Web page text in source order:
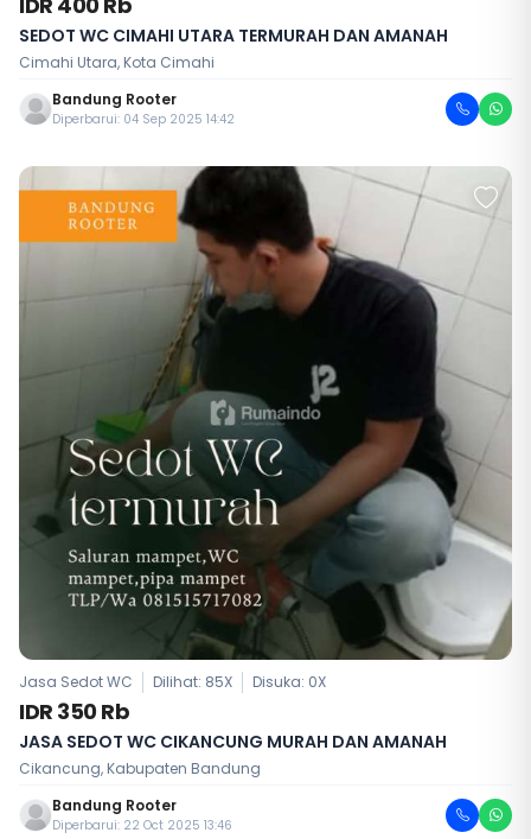
SEDOT WC CIMAHI UTARA TERMURAH DAN AMANAH
Cimahi Utara, Kota Cimahi
Bandung Rooter
Diperbarui: 04 Sep 2025 14:42
Jasa Sedot WC Dilihat: 85X Disuka: 0X
IDR 350 Rb
JASA SEDOT WC CIKANCUNG MURAH DAN AMANAH
Cikancung, Kabupaten Bandung
Bandung Rooter
Diperbarui: 22 Oct 2025 13:46